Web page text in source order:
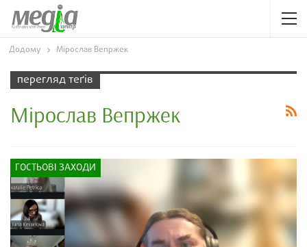
Додому Мірослав Вепржек
перегляд теґів
Мірослав Вепржек
ГОСТЬОВІ ЗАХОДИ